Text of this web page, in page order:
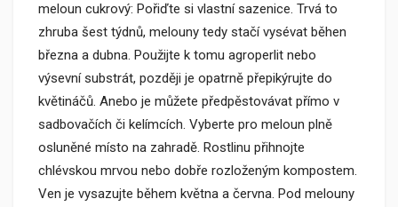
meloun cukrový: Pořiďte si vlastní sazenice. Trvá to
zhruba šest týdnů, melouny tedy stačí vysévat běhen
března a dubna. Použijte k tomu agroperlit nebo
výsevní substrát, později je opatrně přepikýrujte do
květináčů. Anebo je můžete předpěstovávat přímo v
sadbovačích či kelímcích. Vyberte pro meloun plně
osluněné místo na zahradě. Rostlinu přihnojte
chlévskou mrvou nebo dobře rozloženým kompostem.
Ven je vysazujte během května a června. Pod melouny